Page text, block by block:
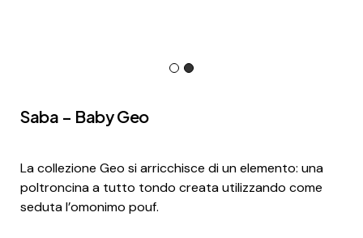
Saba – Baby Geo
La collezione Geo si arricchisce di un elemento: una
poltroncina a tutto tondo creata utilizzando come
seduta l’omonimo pouf.